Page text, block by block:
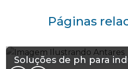
Páginas
Soluções de ph para